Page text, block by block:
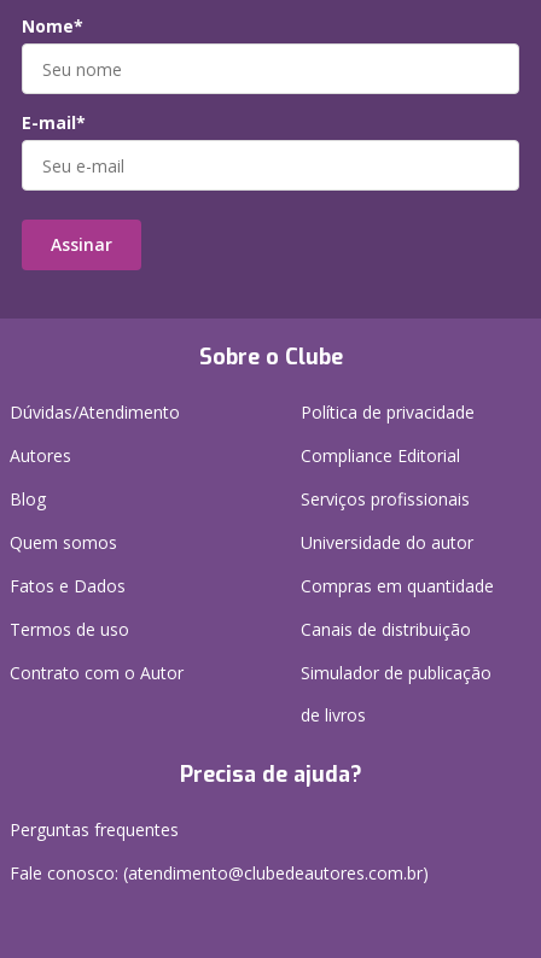
Sobre o Clube
Dúvidas/Atendimento
Autores
Blog
Quem somos
Fatos e Dados
Termos de uso
Contrato com o Autor
Política de privacidade
Compliance Editorial
Serviços profissionais
Universidade do autor
Compras em quantidade
Canais de distribuição
Simulador de publicação
de livros
Precisa de ajuda?
Perguntas frequentes
Fale conosco: (atendimento@clubedeautores.com.br)
Nome*
E-mail*
Assinar